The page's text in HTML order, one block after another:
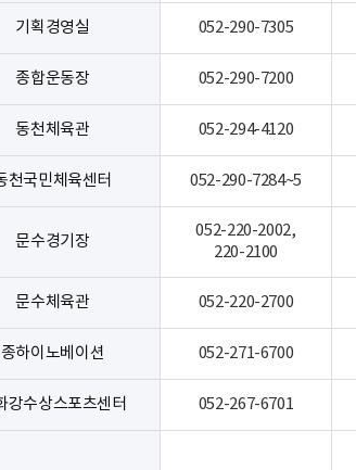
기획경영실 052-290-7305
종합운동장 052-290-7200
동천체육관 052-294-4120
천국민체육센터 052-290-7284~5
문수경기장
052-220-2002,
220-2100
문수체육관 052-220-2700
종하이노베이션 052-271-6700
강수상스포츠센터 052-267-6701